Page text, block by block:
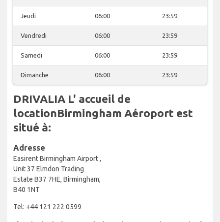
Jeudi 06:00 23:59
Vendredi 06:00 23:59
Samedi 06:00 23:59
Dimanche 06:00 23:59
DRIVALIA L' accueil de
locationBirmingham Aéroport est
situé à:
Adresse
Easirent Birmingham Airport ,
Unit 37 Elmdon Trading
Estate B37 7HE, Birmingham,
B40 1NT
Tel: +44 121 222 0599